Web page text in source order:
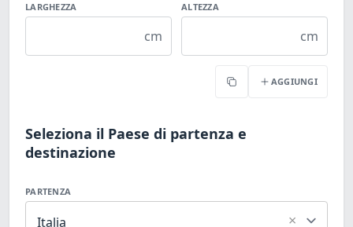
LARGHEZZA
cm
ALTEZZA
cm
Copia AGGIUNGI
Seleziona il Paese di partenza e
destinazione
PARTENZA
Italia ×